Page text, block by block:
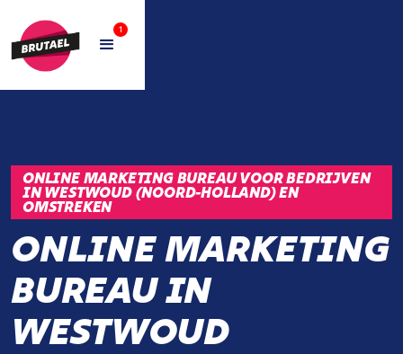
1
ONLINE MARKETING BUREAU VOOR BEDRIJVEN
IN WESTWOUD (NOORD-HOLLAND) EN
OMSTREKEN
ONLINE MARKETING
BUREAU IN
WESTWOUD